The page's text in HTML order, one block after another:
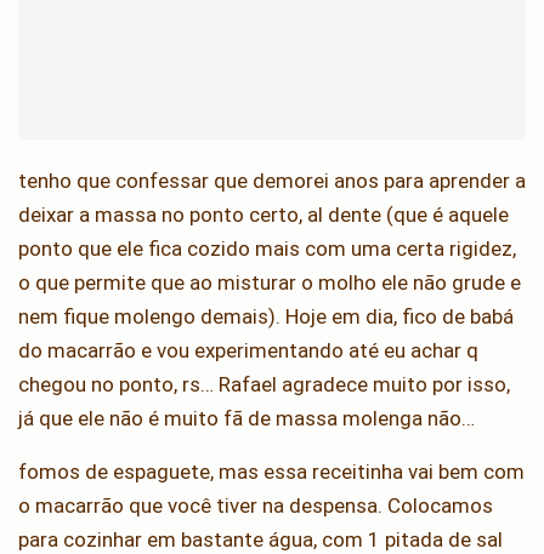
tenho que confessar que demorei anos para aprender a
deixar a massa no ponto certo, al dente (que é aquele
ponto que ele fica cozido mais com uma certa rigidez,
o que permite que ao misturar o molho ele não grude e
nem fique molengo demais). Hoje em dia, fico de babá
do macarrão e vou experimentando até eu achar q
chegou no ponto, rs… Rafael agradece muito por isso,
já que ele não é muito fã de massa molenga não…
fomos de espaguete, mas essa receitinha vai bem com
o macarrão que você tiver na despensa. Colocamos
para cozinhar em bastante água, com 1 pitada de sal